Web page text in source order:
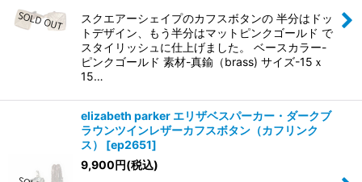
スクエアーシェイプのカフスボタンの 半分はドッ
トデザイン、もう半分はマットピンクゴールド で
スタイリッシュに仕上げました。 ベースカラー-
ピンクゴールド 素材-真鍮（brass) サイズ-15ｘ
15…
elizabeth parker エリザベスパーカー・ダークブ
ラウンツインレザーカフスボタン（カフリンク
ス）
[ep2651]
9,900円(税込)